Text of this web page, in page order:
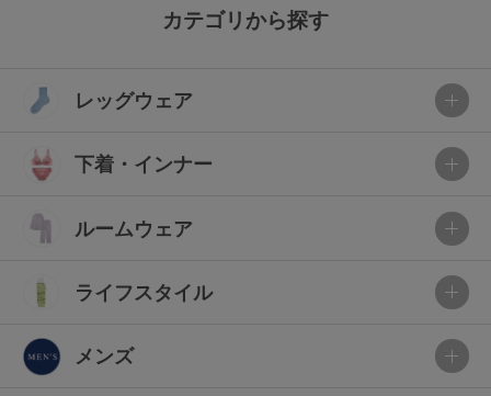
カテゴリから探す
レッグウェア
下着・インナー
ルームウェア
ライフスタイル
メンズ